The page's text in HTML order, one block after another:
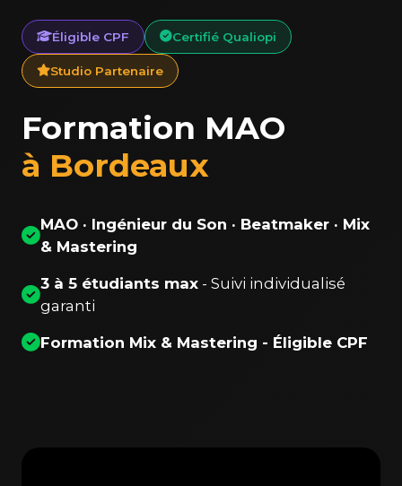
Éligible CPF Certifié Qualiopi
Studio Partenaire
Formation MAO
à Bordeaux
MAO · Ingénieur du Son · Beatmaker · Mix
& Mastering
3 à 5 étudiants max - Suivi individualisé
garanti
Formation Mix & Mastering - Éligible CPF